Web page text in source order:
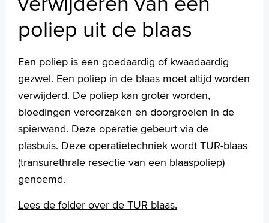
TUR blaas: het verwijderen van een poliep uit de blaas
TUR-Prostaat: Het verwijderen van prostaatweefsel bij
plasproblemen
Uw dossier inzien?
Wachttijden
Folders
Handige links
Praktische informatie
Specialismen
poliep uit de blaas
Een poliep is een goedaardig of kwaadaardig
gezwel. Een poliep in de blaas moet altijd worden
verwijderd. De poliep kan groter worden,
bloedingen veroorzaken en doorgroeien in de
spierwand. Deze operatie gebeurt via de
plasbuis. Deze operatietechniek wordt TUR-blaas
(transurethrale resectie van een blaaspoliep)
genoemd.
Lees de folder over de TUR blaas.